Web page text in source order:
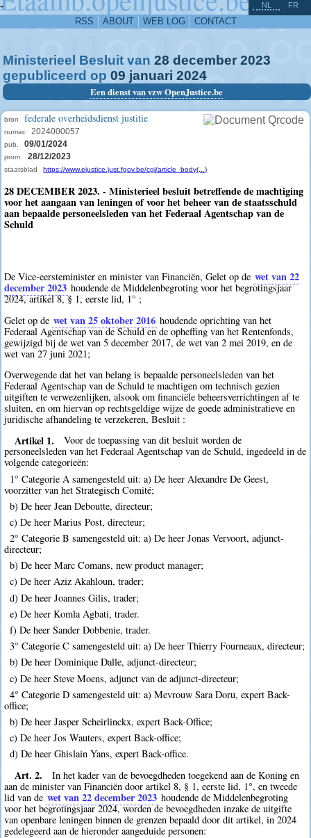
-
RSS ABOUT WEB LOG CONTACT
NL FR
Ministerieel Besluit van 28 december 2023
gepubliceerd op 09 januari 2024
Een dienst van vzw OpenJustice.be
bron federale overheidsdienst justitie
numac 2024000057
pub. 09/01/2024
prom. 28/12/2023
staatsblad https://www.ejustice.just.fgov.be/cgi/article_body(...)
28 DECEMBER 2023. - Ministerieel besluit betreffende de machtiging
voor het aangaan van leningen of voor het beheer van de staatsschuld
aan bepaalde personeelsleden van het Federaal Agentschap van de
Schuld
De Vice-eersteminister en minister van Financiën, Gelet op de wet van 22
december 2023 houdende de Middelenbegroting voor het begrotingsjaar
2024, artikel 8, § 1, eerste lid, 1° ;
Gelet op de wet van 25 oktober 2016 houdende oprichting van het
Federaal Agentschap van de Schuld en de opheffing van het Rentenfonds,
gewijzigd bij de wet van 5 december 2017, de wet van 2 mei 2019, en de
wet van 27 juni 2021;
Overwegende dat het van belang is bepaalde personeelsleden van het
Federaal Agentschap van de Schuld te machtigen om technisch gezien
uitgiften te verwezenlijken, alsook om financiële beheersverrichtingen af te
sluiten, en om hiervan op rechtsgeldige wijze de goede administratieve en
juridische afhandeling te verzekeren, Besluit :
Artikel 1.
Voor de toepassing van dit besluit worden de
personeelsleden van het Federaal Agentschap van de Schuld, ingedeeld in de
volgende categorieën:
1° Categorie A samengesteld uit: a) De heer Alexandre De Geest,
voorzitter van het Strategisch Comité;
b) De heer Jean Deboutte, directeur;
c) De heer Marius Post, directeur;
2° Categorie B samengesteld uit: a) De heer Jonas Vervoort, adjunct-
directeur;
b) De heer Marc Comans, new product manager;
c) De heer Aziz Akahloun, trader;
d) De heer Joannes Gilis, trader;
e) De heer Komla Agbati, trader.
f) De heer Sander Dobbenie, trader.
3° Categorie C samengesteld uit: a) De heer Thierry Fourneaux, directeur;
b) De heer Dominique Dalle, adjunct-directeur;
c) De heer Steve Moens, adjunct van de adjunct-directeur;
4° Categorie D samengesteld uit: a) Mevrouw Sara Doru, expert Back-
office;
b) De heer Jasper Scheirlinckx, expert Back-Office;
c) De heer Jos Wauters, expert Back-office;
d) De heer Ghislain Yans, expert Back-office.
Art. 2.
In het kader van de bevoegdheden toegekend aan de Koning en
aan de minister van Financiën door artikel 8, § 1, eerste lid, 1°, en tweede
lid van de wet van 22 december 2023 houdende de Middelenbegroting
voor het begrotingsjaar 2024, worden de bevoegdheden inzake de uitgifte
van openbare leningen binnen de grenzen bepaald door dit artikel, in 2024
gedelegeerd aan de hieronder aangeduide personen:
^